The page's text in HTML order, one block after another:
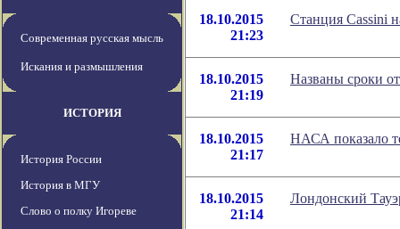
Современная русская мысль
Искания и размышления
ИСТОРИЯ
История России
История в МГУ
Слово о полку Игореве
18.10.2015
21:23
Станция Cassini
18.10.2015
21:19
Названы сроки
18.10.2015
21:17
НАСА показало
18.10.2015
21:14
Лондонский